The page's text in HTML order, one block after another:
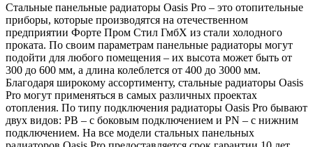
Стальные панельные радиаторы Oasis Pro – это отопительные
приборы, которые производятся на отечественном
предприятии Форте Пром Стил ГмбХ из стали холодного
проката. По своим параметрам панельные радиаторы могут
подойти для любого помещения – их высота может быть от
300 до 600 мм, а длина колеблется от 400 до 3000 мм.
Благодаря широкому ассортименту, стальные радиаторы Oasis
Pro могут применяться в самых различных проектах
отопления. По типу подключения радиаторы Oasis Pro бывают
двух видов: PB – с боковым подключением и PN – с нижним
подключением. На все модели стальных панельных